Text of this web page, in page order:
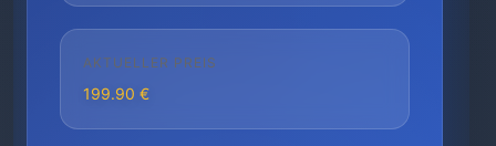
AKTUELLER PREIS
199.90 €